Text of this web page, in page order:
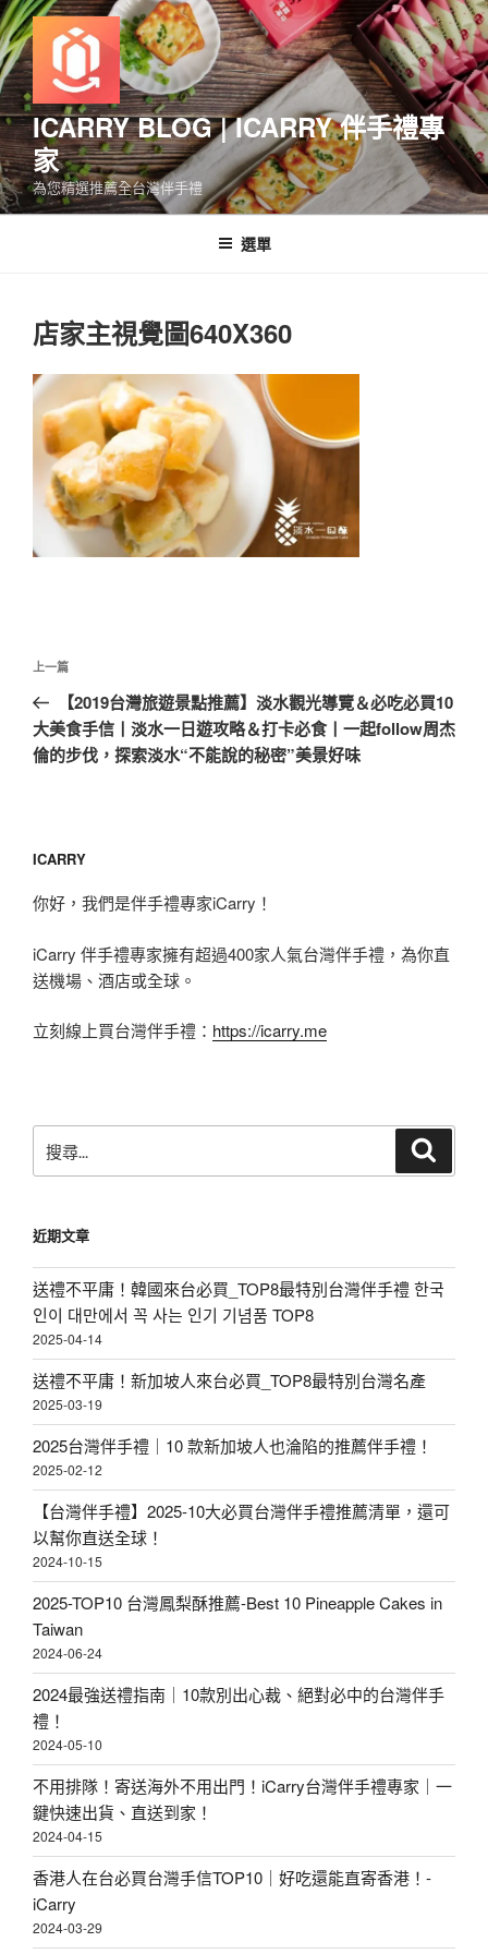
跳
至
主
要
內
容
ICARRY BLOG | ICARRY 伴手禮專
家
為您精選推薦全台灣伴手禮
選單
店家主視覺圖640X360
文
導
覽
上
一
篇
文
上一篇
【2019台灣旅遊景點推薦】淡水觀光導覽＆必吃必買10
大美食手信丨淡水一日遊攻略＆打卡必食丨一起follow周杰
倫的步伐，探索淡水“不能說的秘密”美景好味
ICARRY
你好，我們是伴手禮專家iCarry！
iCarry 伴手禮專家擁有超過400家人氣台灣伴手禮，為你直
送機場、酒店或全球。
立刻線上買台灣伴手禮： https://icarry.me
尋
字:
近期文章
送禮不平庸！韓國來台必買_TOP8最特別台灣伴手禮 한국
인이 대만에서 꼭 사는 인기 기념품 TOP8
2025-04-14
送禮不平庸！新加坡人來台必買_TOP8最特別台灣名產
2025-03-19
2025台灣伴手禮｜10 款新加坡人也淪陷的推薦伴手禮！
2025-02-12
【台灣伴手禮】2025-10大必買台灣伴手禮推薦清單，還可
以幫你直送全球！
2024-10-15
2025-TOP10 台灣鳳梨酥推薦-Best 10 Pineapple Cakes in
Taiwan
2024-06-24
2024最強送禮指南｜10款別出心裁、絕對必中的台灣伴手
禮！
2024-05-10
不用排隊！寄送海外不用出門！iCarry台灣伴手禮專家｜一
鍵快速出貨、直送到家！
2024-04-15
香港人在台必買台灣手信TOP10｜好吃還能直寄香港！-
iCarry
2024-03-29